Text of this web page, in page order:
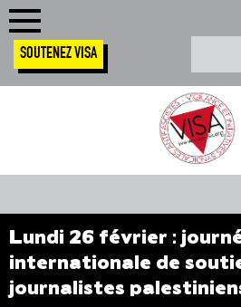
SOUTENEZ VISA
Lundi 26 février :
internationale de
journalistes